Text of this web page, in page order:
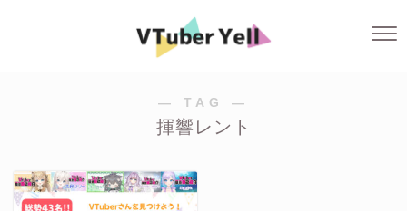
― TAG ―
揮響レント